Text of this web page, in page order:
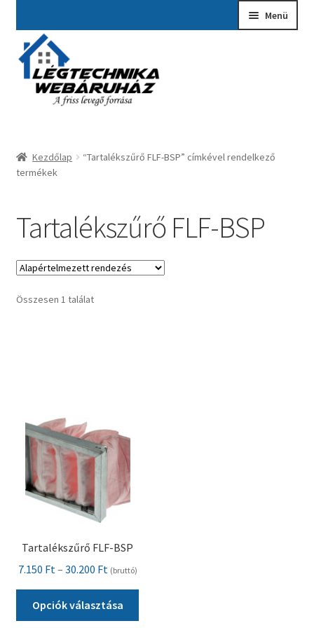
navigációhoz
tartalomba
Menü
Kezdőlap
A fiókom
Ajánlatkérés
Elérhetőségek
Garancia ügyintézés
Visszatérítési tájékoztató
Kezdőlap
“Tartalékszűrő FLF-BSP” címkével rendelkező
termékek
Tartalékszűrő FLF-BSP
Összesen 1 találat
Tartalékszűrő FLF-BSP
7.150 Ft – 30.200 FtÁrtartomány:
-
30.200 Ft
(bruttó)
Opciók választása